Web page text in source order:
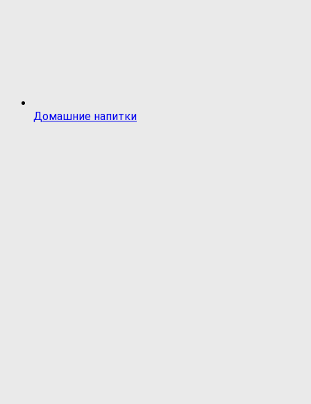
Домашние напитки